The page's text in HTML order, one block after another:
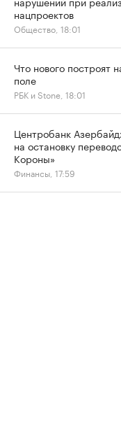
нацпроектов
Общество, 18:01
Что нового построят
поле
РБК и Stone, 18:01
Центробанк
на остановку
Короны»
Финансы, 17:59